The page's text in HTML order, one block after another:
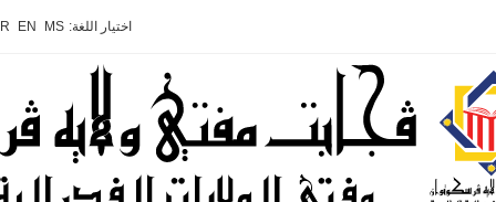
اختيار اللغة: MS
EN